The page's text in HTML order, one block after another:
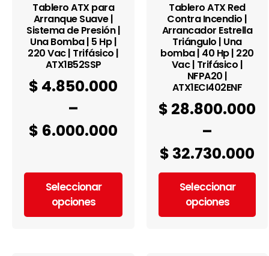
Tablero ATX para
Arranque Suave |
Sistema de Presión |
Una Bomba | 5 Hp |
220 Vac | Trifásico |
ATX1B52SSP
$ 4.850.000
–
$ 6.000.000
Seleccionar
opciones
Tablero ATX Red
Contra Incendio |
Arrancador Estrella
Triángulo | Una
bomba | 40 Hp | 220
Vac | Trifásico |
NFPA20 |
ATX1ECI402ENF
$ 28.800.000
–
$ 32.730.000
Seleccionar
opciones